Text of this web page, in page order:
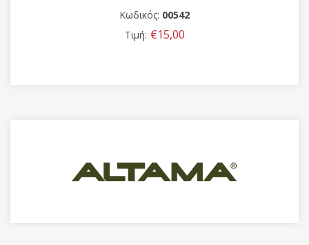
Κωδικός:00654-1
Τιμή: €15,00